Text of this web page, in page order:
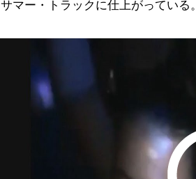
マー・トラックに仕上がっている。